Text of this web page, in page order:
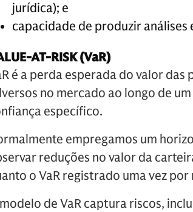
jurídica); e
capacidade de produzir
AT-RISK (VaR)
é a perda esperada do valor
no mercado ao longo de
específico.
empregamos um
reduções no valor da
o VaR registrado uma vez por
de VaR captura riscos,